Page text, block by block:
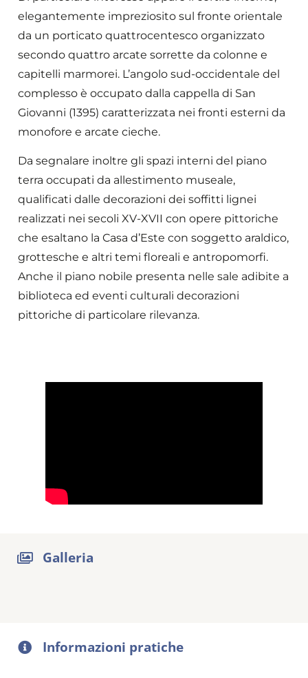
elegantemente impreziosito sul fronte orientale
da un porticato quattrocentesco organizzato
secondo quattro arcate sorrette da colonne e
capitelli marmorei. L’angolo sud-occidentale del
complesso è occupato dalla cappella di San
Giovanni (1395) caratterizzata nei fronti esterni da
monofore e arcate cieche.
Da segnalare inoltre gli spazi interni del piano
terra occupati da allestimento museale,
qualificati dalle decorazioni dei soffitti lignei
realizzati nei secoli XV-XVII con opere pittoriche
che esaltano la Casa d’Este con soggetto araldico,
grottesche e altri temi floreali e antropomorfi.
Anche il piano nobile presenta nelle sale adibite a
biblioteca ed eventi culturali decorazioni
pittoriche di particolare rilevanza.
Galleria
Informazioni pratiche